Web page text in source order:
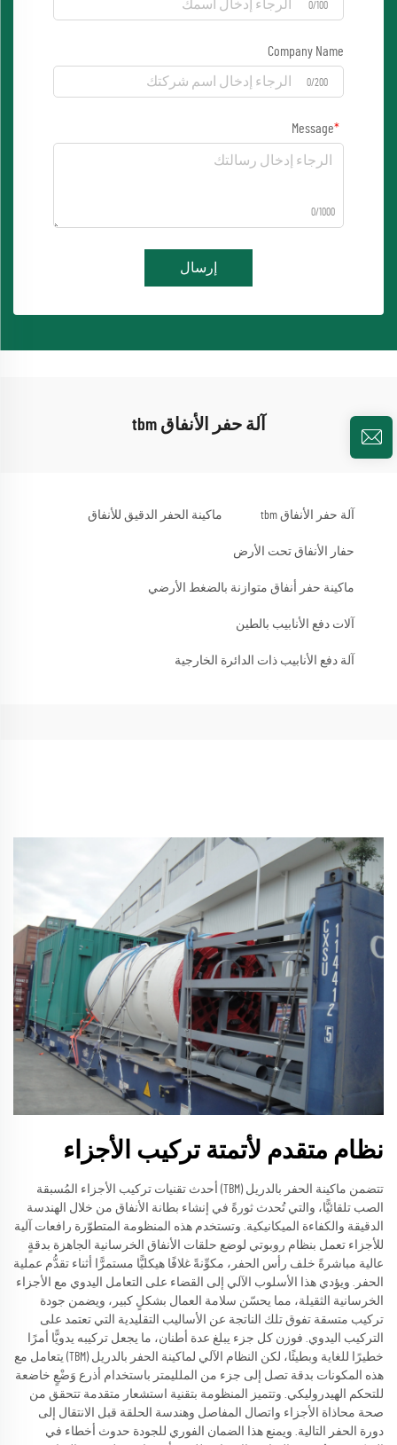
0/100
Company Name
0/200
Message
0/1000
إرسال
آلة حفر الأنفاق tbm
آلة حفر الأنفاق tbm ماكينة الحفر الدقيق للأنفاق
حفار الأنفاق تحت الأرض
ماكينة حفر أنفاق متوازنة بالضغط الأرضي
آلات دفع الأنابيب بالطين
آلة دفع الأنابيب ذات الدائرة الخارجية
نظام متقدم لأتمتة تركيب الأجزاء
تتضمن ماكينة الحفر بالدريل (TBM) أحدث تقنيات تركيب الأجزاء المُسبقة
الصب تلقائيًّا، والتي تُحدث ثورةً في إنشاء بطانة الأنفاق من خلال الهندسة
الدقيقة والكفاءة الميكانيكية. وتستخدم هذه المنظومة المتطوّرة رافعات آلية
للأجزاء تعمل بنظام روبوتي لوضع حلقات الأنفاق الخرسانية الجاهزة بدقةٍ
عالية مباشرةً خلف رأس الحفر، مكوِّنةً غلافًا هيكليًّا مستمرًّا أثناء تقدُّم عملية
الحفر. ويؤدي هذا الأسلوب الآلي إلى القضاء على التعامل اليدوي مع الأجزاء
الخرسانية الثقيلة، مما يحسّن سلامة العمال بشكلٍ كبير، ويضمن جودة
تركيب متسقة تفوق تلك الناتجة عن الأساليب التقليدية التي تعتمد على
التركيب اليدوي. فوزن كل جزء يبلغ عدة أطنان، ما يجعل تركيبه يدويًّا أمرًا
خطيرًا للغاية وبطيئًا، لكن النظام الآلي لماكينة الحفر بالدريل (TBM) يتعامل مع
هذه المكونات بدقة تصل إلى جزء من الملليمتر باستخدام أذرع وَضْعٍ خاضعة
للتحكم الهيدروليكي. وتتميز المنظومة بتقنية استشعار متقدمة تتحقق من
صحة محاذاة الأجزاء واتصال المفاصل وهندسة الحلقة قبل الانتقال إلى
دورة الحفر التالية. ويمنع هذا الضمان الفوري للجودة حدوث أخطاء في